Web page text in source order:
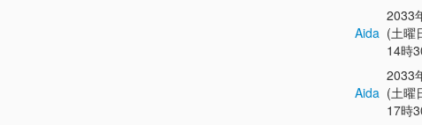
Aida
2033
(土曜
14時
Aida
2033
(土曜
17時